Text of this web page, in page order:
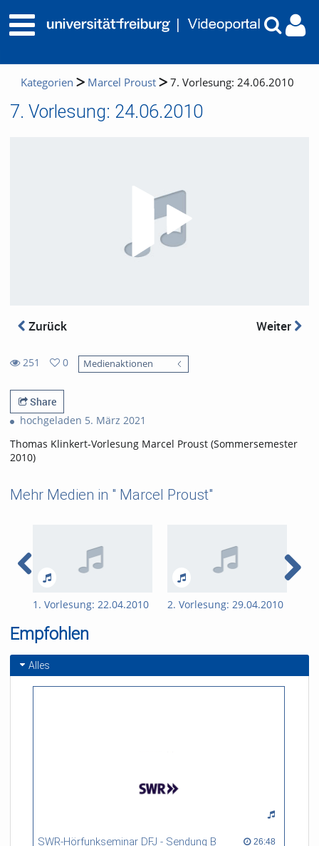
Kategorien Marcel Proust 7. Vorlesung: 24.06.2010
7. Vorlesung: 24.06.2010
Zurück Weiter
251
views
0
favorites
Medienaktionen
Share
hochgeladen 5. März 2021
Thomas Klinkert-Vorlesung Marcel Proust (Sommersemester
2010)
Mehr Medien in " Marcel Proust"
1. Vorlesung: 22.04.2010 2. Vorlesung: 29.04.2010
Empfohlen
Alles
SWR-Hörfunkseminar DFJ - Sendung B 26:48
26:48 duration